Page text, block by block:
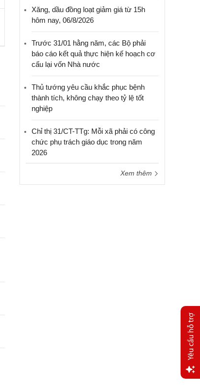
Xăng, dầu đồng loạt giảm giá từ 15h
hôm nay, 06/8/2026
Trước 31/01 hằng năm, các Bộ phải
báo cáo kết quả thực hiện kế hoạch cơ
cấu lại vốn Nhà nước
Thủ tướng yêu cầu khắc phục bệnh
thành tích, không chạy theo tỷ lệ tốt
nghiệp
Chỉ thị 31/CT-TTg: Mỗi xã phải có công
chức phụ trách giáo dục trong năm
2026
Xem thêm